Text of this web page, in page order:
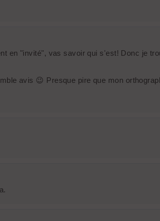
en "invité", vas savoir qui s'est! Donc je
avis 😉 Presque pire que mon